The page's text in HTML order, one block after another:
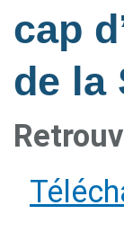
cap
de la